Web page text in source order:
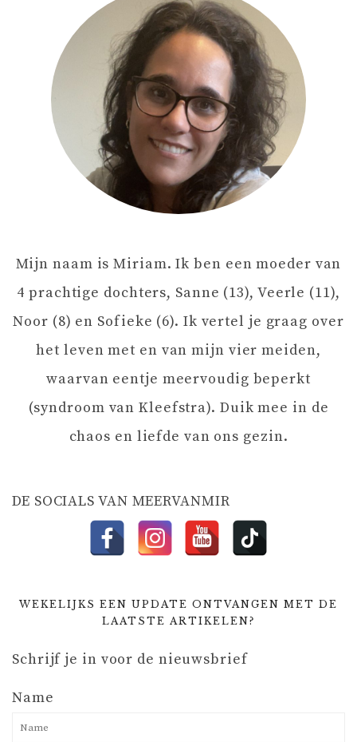
G
A
Mijn naam is Miriam. Ik ben een moeder van
4 prachtige dochters, Sanne (13), Veerle (11),
Noor (8) en Sofieke (6). Ik vertel je graag over
het leven met en van mijn vier meiden,
waarvan eentje meervoudig beperkt
(syndroom van Kleefstra). Duik mee in de
chaos en liefde van ons gezin.
DE SOCIALS VAN MEERVANMIR
WEKELIJKS EEN UPDATE ONTVANGEN MET DE
LAATSTE ARTIKELEN?
Schrijf je in voor de nieuwsbrief
Name